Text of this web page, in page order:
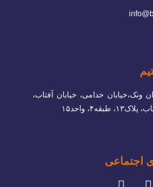
ونک،خیابان خدامی، خیابان آفتاب،
طبقه۴، واحد۱۵
اجتماعی